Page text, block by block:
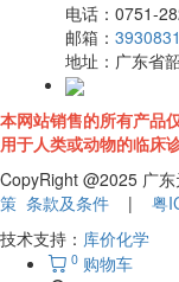
电话： 0751-
邮箱：
地址： 广东省
本网站销售的所有产品
用于人类或动物的临床
CopyRight @2025 广
策 条款及条件 | 粤
技术支持： 库价化学
0 购物车